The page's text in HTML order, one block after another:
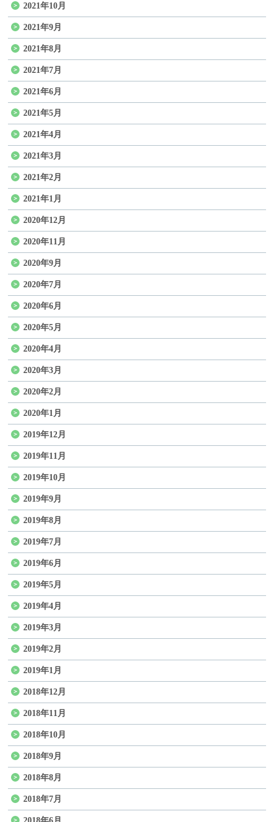
2021年10月
2021年9月
2021年8月
2021年7月
2021年6月
2021年5月
2021年4月
2021年3月
2021年2月
2021年1月
2020年12月
2020年11月
2020年9月
2020年7月
2020年6月
2020年5月
2020年4月
2020年3月
2020年2月
2020年1月
2019年12月
2019年11月
2019年10月
2019年9月
2019年8月
2019年7月
2019年6月
2019年5月
2019年4月
2019年3月
2019年2月
2019年1月
2018年12月
2018年11月
2018年10月
2018年9月
2018年8月
2018年7月